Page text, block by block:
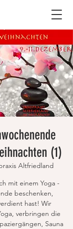
(1)
Altfriedland
mit einem Yoga -
beschenken,
hast! Wir
verbringen die
Sauna